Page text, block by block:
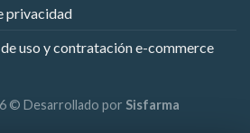
privacidad
uso y contratación e-commerce
© Desarrollado por Sisfarma